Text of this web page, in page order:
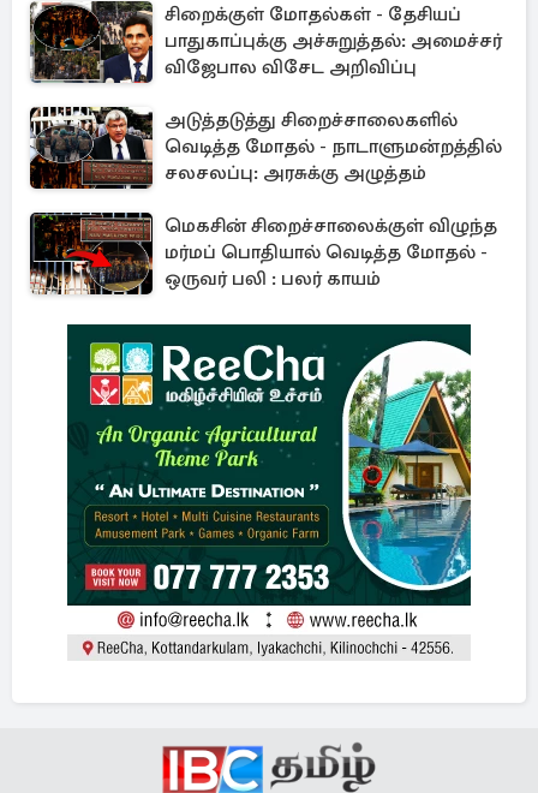
சிறைக்குள் மோதல்கள் - தேசியப்
பாதுகாப்புக்கு அச்சுறுத்தல்: அமைச்சர்
விஜேபால விசேட அறிவிப்பு
அடுத்தடுத்து சிறைச்சாலைகளில்
வெடித்த மோதல் - நாடாளுமன்றத்தில்
சலசலப்பு: அரசுக்கு அழுத்தம்
மெகசின் சிறைச்சாலைக்குள் விழுந்த
மர்மப் பொதியால் வெடித்த மோதல் -
ஒருவர் பலி : பலர் காயம்